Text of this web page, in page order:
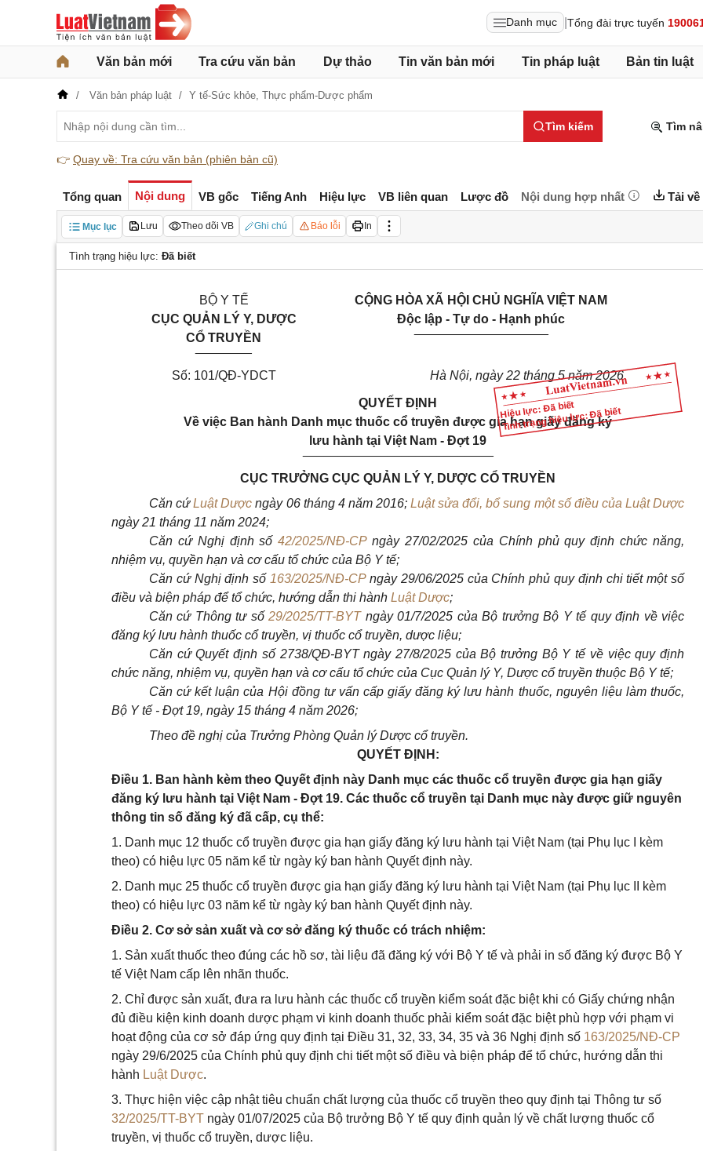
Danh mục Tổng đài trực tuyến
Văn bản mới Tra cứu văn bản Dự thảo Tin văn bản mới Tin pháp luật Bản tin luật
Văn bản pháp luật Y tế-Sức khỏe, Thực phẩm-Dược phẩm
Tìm kiếm Tìm
👉 Quay về: Tra cứu văn bản (phiên bản cũ)
Tổng quan Nội dung VB gốc Tiếng Anh Hiệu lực VB liên quan Lược đồ Nội dung hợp nhất Tải về
Mục lục Lưu Theo dõi VB Ghi chú Báo lỗi In
Tình trạng hiệu lực: Đã biết
Hiệu lực: Đã biết
Tình trạng hiệu lực: Đã biết
BỘ Y TẾ
CỤC QUẢN LÝ Y, DƯỢC
CỔ TRUYỀN
Số: 101/QĐ-YDCT
CỘNG HÒA XÃ HỘI CHỦ NGHĨA VIỆT NAM
Độc lập - Tự do - Hạnh phúc
___________________
Hà Nội, ngày 22 tháng 5 năm 2026
QUYẾT ĐỊNH
Về việc Ban hành Danh mục thuốc cổ truyền được gia hạn giấy đăng ký
lưu hành tại Việt Nam - Đợt 19
___________________________
CỤC TRƯỞNG CỤC QUẢN LÝ Y, DƯỢC CỔ TRUYỀN
Căn cứLuật Dược ngày 06 tháng 4 năm 2016;Luật sửa đổi, bổ sung một số điều của Luật Dược
ngày 21 tháng 11 năm 2024;
Căn cứ Nghị định số42/2025/NĐ-CPngày 27/02/2025 của Chính phủ quy định chức năng,
nhiệm vụ, quyền hạn và cơ cấu tổ chức của Bộ Y tế;
Căn cứ Nghị định số 163/2025/NĐ-CPngày 29/06/2025 của Chính phủ quy định chi tiết một số
điều và biện pháp để tổ chức, hướng dẫn thi hành Luật Dược;
Căn cứ Thông tư số29/2025/TT-BYTngày 01/7/2025 của Bộ trưởng Bộ Y tế quy định về việc
đăng ký lưu hành thuốc cổ truyền, vị thuốc cổ truyền, dược liệu;
Căn cứ Quyết định số 2738/QĐ-BYT ngày 27/8/2025 của Bộ trưởng Bộ Y tế về việc quy định
chức năng, nhiệm vụ, quyền hạn và cơ cấu tổ chức của Cục Quản lý Y, Dược cổ truyền thuộc Bộ Y tế;
Căn cứ kết luận của Hội đồng tư vấn cấp giấy đăng ký lưu hành thuốc, nguyên liệu làm thuốc,
Bộ Y tế - Đợt 19, ngày 15 tháng 4 năm 2026;
Theo đề nghị của Trưởng Phòng Quản lý Dược cổ truyền.
QUYẾT ĐỊNH:
Điều 1. Ban hành kèm theo Quyết định này Danh mục các thuốc cổ truyền được gia hạn giấy
đăng ký lưu hành tại Việt Nam - Đợt 19. Các thuốc cổ truyền tại Danh mục này được giữ nguyên
thông tin số đăng ký đã cấp, cụ thể:
1. Danh mục 12 thuốc cổ truyền được gia hạn giấy đăng ký lưu hành tại Việt Nam (tại Phụ lục I kèm
theo) có hiệu lực 05 năm kể từ ngày ký ban hành Quyết định này.
2. Danh mục 25 thuốc cổ truyền được gia hạn giấy đăng ký lưu hành tại Việt Nam (tại Phụ lục II kèm
theo) có hiệu lực 03 năm kể từ ngày ký ban hành Quyết định này.
Điều 2. Cơ sở sản xuất và cơ sở đăng ký thuốc có trách nhiệm:
1. Sản xuất thuốc theo đúng các hồ sơ, tài liệu đã đăng ký với Bộ Y tế và phải in số đăng ký được Bộ Y
tế Việt Nam cấp lên nhãn thuốc.
2. Chỉ được sản xuất, đưa ra lưu hành các thuốc cổ truyền kiểm soát đặc biệt khi có Giấy chứng nhận
đủ điều kiện kinh doanh dược phạm vi kinh doanh thuốc phải kiểm soát đặc biệt phù hợp với phạm vi
hoạt động của cơ sở đáp ứng quy định tại Điều 31, 32, 33, 34, 35 và 36 Nghị định số 163/2025/NĐ-CP
ngày 29/6/2025 của Chính phủ quy định chi tiết một số điều và biện pháp để tổ chức, hướng dẫn thi
hành Luật Dược.
3. Thực hiện việc cập nhật tiêu chuẩn chất lượng của thuốc cổ truyền theo quy định tại Thông tư số
32/2025/TT-BYT ngày 01/07/2025 của Bộ trưởng Bộ Y tế quy định quản lý về chất lượng thuốc cổ
truyền, vị thuốc cổ truyền, dược liệu.